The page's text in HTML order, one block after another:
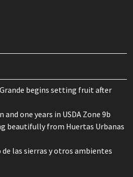
begins setting fruit after
and one years in USDA Zone 9b
beautifully from Huertas Urbanas
las sierras y otros ambientes